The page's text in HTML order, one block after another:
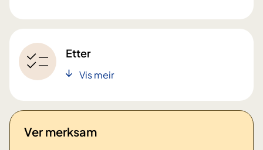
Etter
Vis meir
Ver merksam